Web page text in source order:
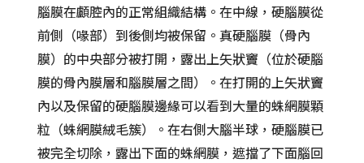
腦膜在顱腔內的正常組織結構。在中線，硬腦膜從
前側（喙部）到後側均被保留。真硬腦膜（骨內
膜）的中央部分被打開，露出上矢狀竇（位於硬腦
膜的骨內膜層和腦膜層之間）。在打開的上矢狀竇
內以及保留的硬腦膜邊緣可以看到大量的蛛網膜顆
粒（蛛網膜絨毛簇）。在右側大腦半球，硬腦膜已
被完全切除，露出下面的蛛網膜，遮擋了下面腦回